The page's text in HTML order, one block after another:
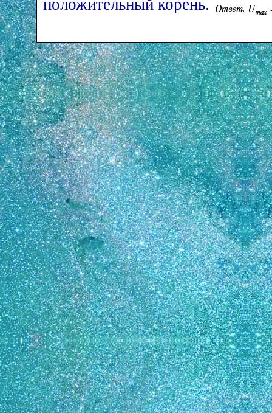
положительный корень.